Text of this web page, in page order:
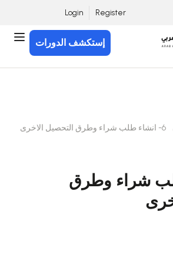
Register
Login
إستكشف الدورات
6- انشاء طلب شراء وطرق التحصيل الاخرى
شراء وطرق